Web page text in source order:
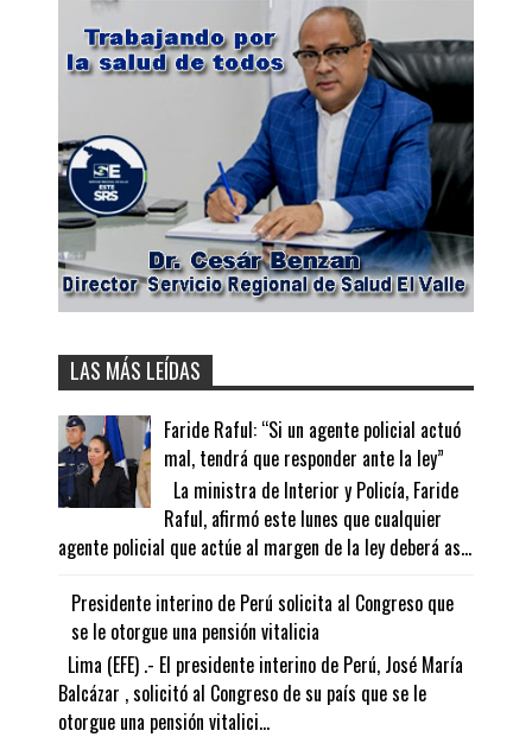
LAS MÁS LEÍDAS
Faride Raful: “Si un agente policial actuó
mal, tendrá que responder ante la ley”
La ministra de Interior y Policía, Faride
Raful, afirmó este lunes que cualquier
agente policial que actúe al margen de la ley deberá as...
Presidente interino de Perú solicita al Congreso que
se le otorgue una pensión vitalicia
Lima (EFE) .- El presidente interino de Perú, José María
Balcázar , solicitó al Congreso de su país que se le
otorgue una pensión vitalici...